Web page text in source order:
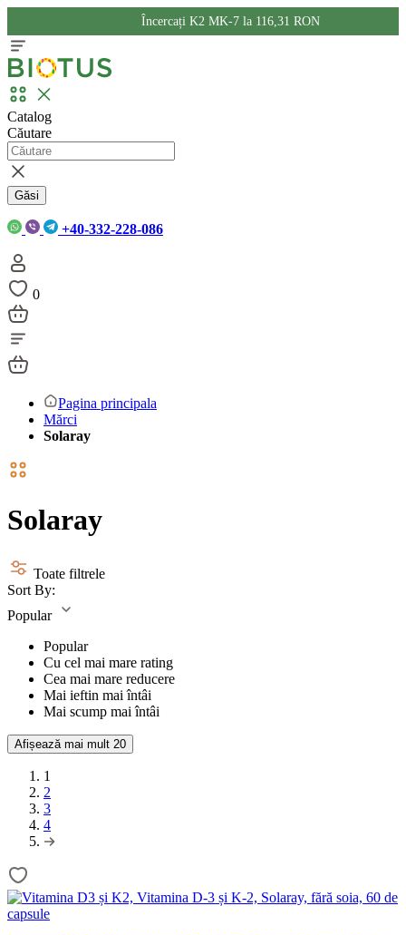
Încercați K2 MK-7 la 116,31 RON
Catalog
Căutare
Găsi
+40-332-228-086
0
Pagina principala
Mărci
Solaray
Solaray
Toate filtrele
Sort By:
Popular
Popular
Cu cel mai mare rating
Cea mai mare reducere
Mai ieftin mai întâi
Mai scump mai întâi
Afișează mai mult 20
1
2
3
4